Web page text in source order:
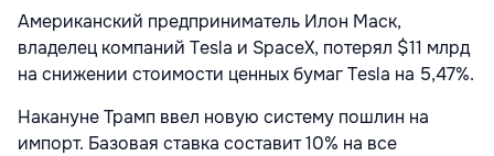
Американский предприниматель Илон Маск,
владелец компаний Tesla и SpaceX, потерял $11 млрд
на снижении стоимости ценных бумаг Tesla на 5,47%.
Накануне Трамп ввел новую систему пошлин на
импорт. Базовая ставка составит 10% на все